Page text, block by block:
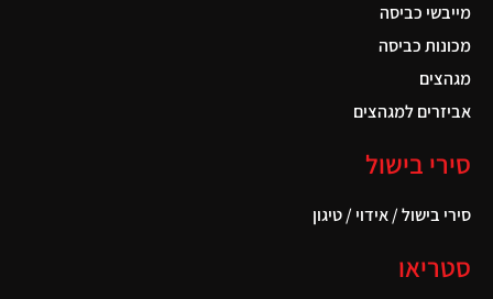
מייבשי כביסה
מכונות כביסה
מגהצים
אביזרים למגהצים
סירי בישול
סירי בישול / אידוי / טיגון
סטריאו